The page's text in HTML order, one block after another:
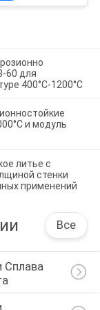
60 для
400°C-1200°C
и модуль
литье с
стенки
применений
Все
Сплава